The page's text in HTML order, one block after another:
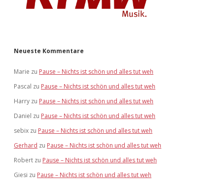
Neueste Kommentare
Marie zu Pause – Nichts ist schön und alles tut weh
Pascal zu Pause – Nichts ist schön und alles tut weh
Harry zu Pause – Nichts ist schön und alles tut weh
Daniel zu Pause – Nichts ist schön und alles tut weh
sebix zu Pause – Nichts ist schön und alles tut weh
Gerhard zu Pause – Nichts ist schön und alles tut weh
Robert zu Pause – Nichts ist schön und alles tut weh
Giesi zu Pause – Nichts ist schön und alles tut weh